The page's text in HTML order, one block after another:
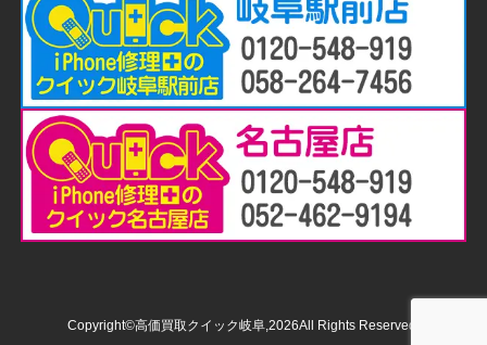
Copyright©高価買取クイック岐阜,2026All Rights Reserved.